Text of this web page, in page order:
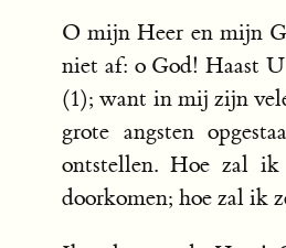
O mijn Heer en mijn
niet af: o God! Haast
(1); want in mij zijn
grote angsten
ontstellen. Hoe zal ik
doorkomen; hoe zal ik